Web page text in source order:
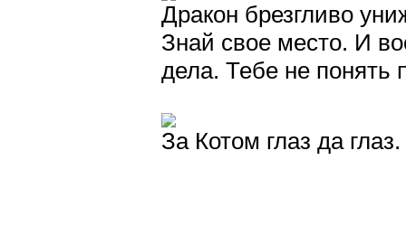
Дракон брезгливо
Знай свое место. И
дела. Тебе не понять
За Котом глаз да глаз.